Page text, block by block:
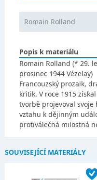
Romain Rolland
Popis k materiálu
Romain Rolland (* 29.
prosinec 1944 Vézelay)
Francouzský prozaik,
kritik. V roce 1915
tvorbě projevoval
vztahu k dějinným
protiválečná milostná
SOUVISEJÍCÍ MATERIÁLY